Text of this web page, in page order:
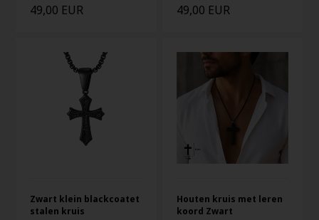
49,00 EUR 49,00 EUR
Zwart klein blackcoatet
stalen kruis
Houten kruis met leren
koord Zwart